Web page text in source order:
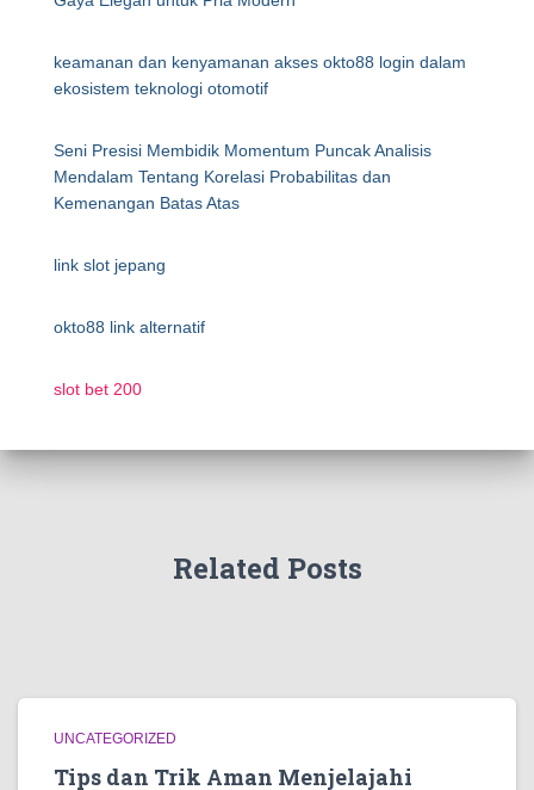
keamanan dan kenyamanan akses okto88 login dalam
ekosistem teknologi otomotif
Seni Presisi Membidik Momentum Puncak Analisis
Mendalam Tentang Korelasi Probabilitas dan
Kemenangan Batas Atas
link slot jepang
okto88 link alternatif
slot bet 200
Related Posts
UNCATEGORIZED
Tips dan Trik Aman Menjelajahi